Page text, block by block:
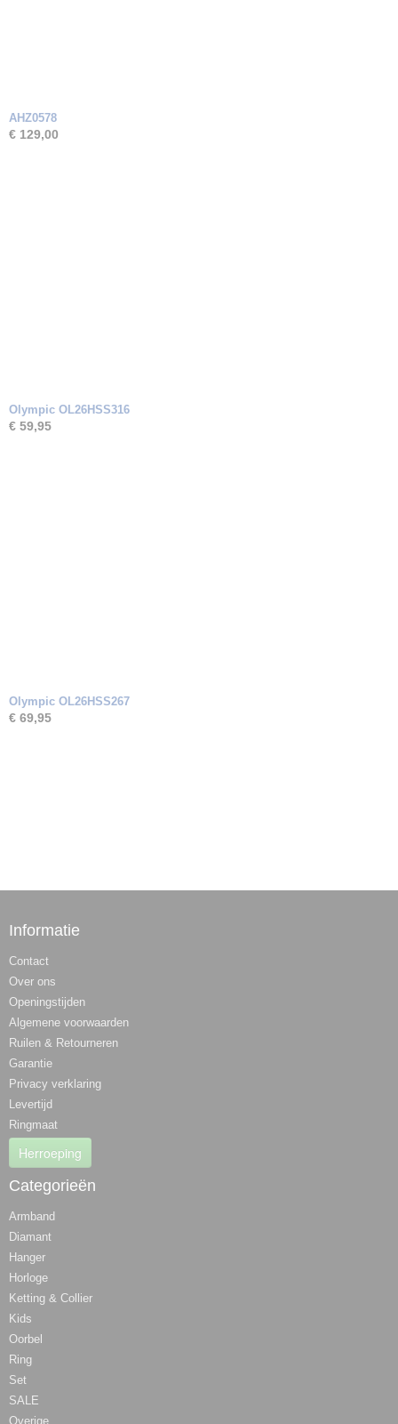
AHZ0578
€ 129,00
Olympic OL26HSS316
€ 59,95
Olympic OL26HSS267
€ 69,95
Informatie
Contact
Over ons
Openingstijden
Algemene voorwaarden
Ruilen & Retourneren
Garantie
Privacy verklaring
Levertijd
Ringmaat
Herroeping
Categorieën
Armband
Diamant
Hanger
Horloge
Ketting & Collier
Kids
Oorbel
Ring
Set
SALE
Overige